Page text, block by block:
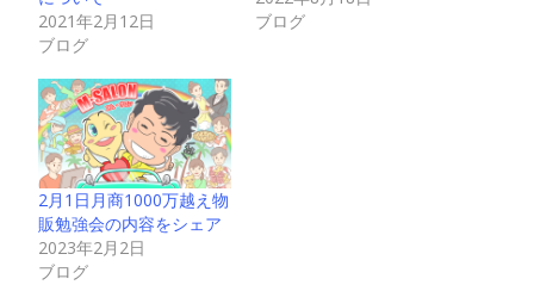
2021年2月12日
ブログ
ブログ
2月1日月商1000万越え物
販勉強会の内容をシェア
2023年2月2日
ブログ